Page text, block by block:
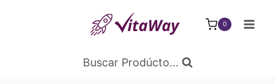
0
Buscar Prodúcto...